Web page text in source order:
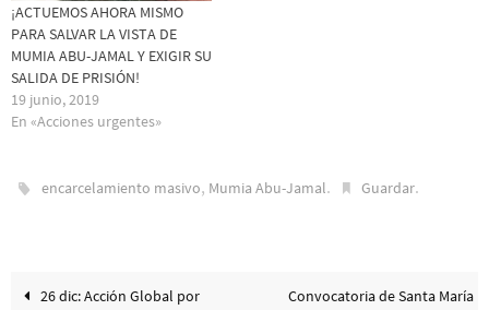
¡ACTUEMOS AHORA MISMO
PARA SALVAR LA VISTA DE
MUMIA ABU-JAMAL Y EXIGIR SU
SALIDA DE PRISIÓN!
19 junio, 2019
En «Acciones urgentes»
encarcelamiento masivo, Mumia Abu-Jamal. Guardar.
26 dic: Acción Global por
Convocatoria de Santa María